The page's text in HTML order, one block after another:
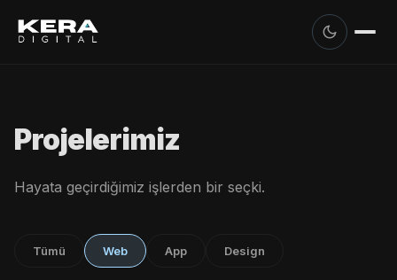
Projelerimiz
Hayata geçirdiğimiz işlerden bir seçki.
Tümü Web App Design